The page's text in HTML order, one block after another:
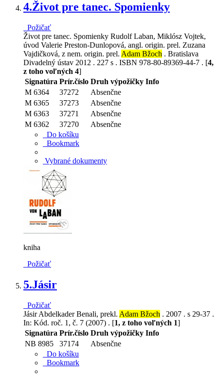
4.Život pre tanec. Spomienky
Požičať
Život pre tanec. Spomienky Rudolf Laban, Miklósz Vojtek,
úvod Valerie Preston-Dunlopová, angl. origin. prel. Zuzana
Vajdičková, z nem. origin. prel. Adam Bžoch . Bratislava
Divadelný ústav 2012 . 227 s . ISBN 978-80-89369-44-7 . [4,
z toho voľných 4]
Signatúra Prír.číslo Druh výpožičky Info
M 6364
37272
Absenčne
M 6365
37273
Absenčne
M 6363
37271
Absenčne
M 6362
37270
Absenčne
Do košíku
Bookmark
Vybrané dokumenty
kniha
Požičať
5.Jásir
Požičať
Jásir Abdelkader Benali, prekl. Adam Bžoch . 2007 . s 29-37 .
In: Kód. roč. 1, č. 7 (2007) . [1, z toho voľných 1]
Signatúra Prír.číslo Druh výpožičky Info
NB 8985
37174
Absenčne
Do košíku
Bookmark